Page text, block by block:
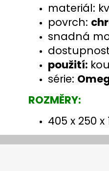
materiál:
povrch:
snadná
použití:
série:
ROZMĚRY:
405 x 250 x